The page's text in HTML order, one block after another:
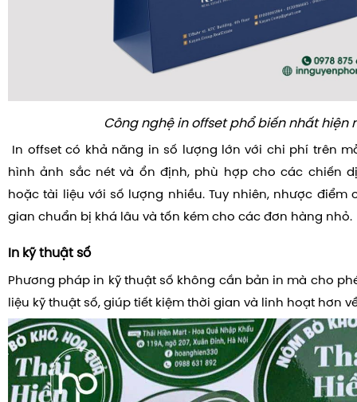
Công nghệ in offset phổ biến nhất hiện
In offset có khả năng in số lượng lớn với chi phí trên
hình ảnh sắc nét và ổn định, phù hợp cho các chiến
hoặc tài liệu với số lượng nhiều. Tuy nhiên, nhược điểm
gian chuẩn bị khá lâu và tốn kém cho các đơn hàng nhỏ.
In kỹ thuật số
Phương pháp in kỹ thuật số không cần bản in mà cho
liệu kỹ thuật số, giúp tiết kiệm thời gian và linh hoạt hơn